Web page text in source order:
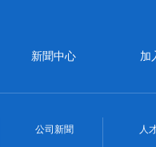
加
新聞中心
人
公司新聞